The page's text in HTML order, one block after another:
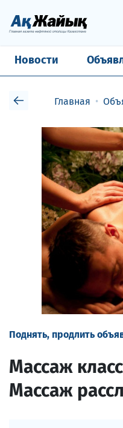
Новости
Главная
Массаж
Массаж
Поднять, продлить